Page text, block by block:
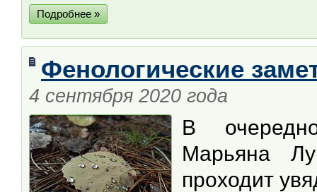
Подробнее »
Фенологические
4 сентября 2020 года
В
Марьяна
проходит